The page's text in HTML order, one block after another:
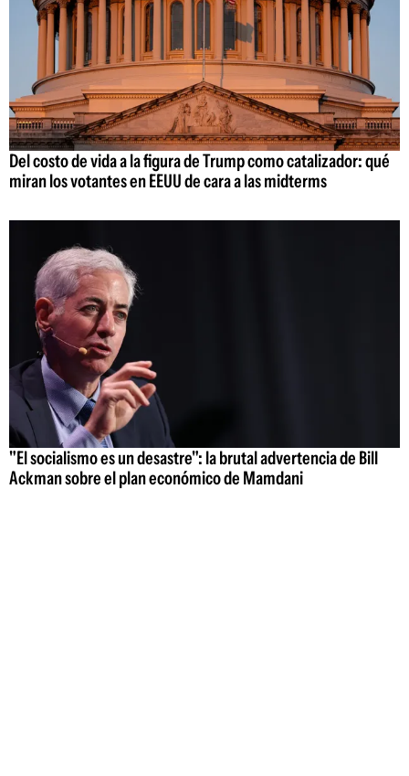
Del costo de vida a la figura de Trump como catalizador: qué
miran los votantes en EEUU de cara a las midterms
"El socialismo es un desastre": la brutal advertencia de Bill
Ackman sobre el plan económico de Mamdani